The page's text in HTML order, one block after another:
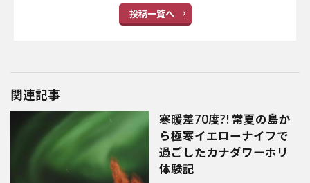
投稿一覧へ
関連記事
寒暖差70度?! 常夏の島か
ら極寒イエローナイフで
過ごしたカナダワーホリ
体験記